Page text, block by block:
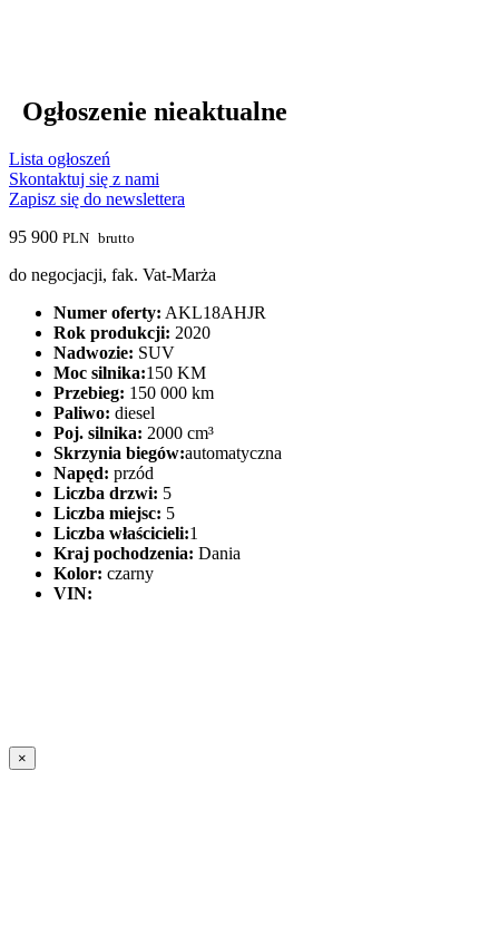
Ogłoszenie nieaktualne
Lista ogłoszeń
Skontaktuj się z nami
Zapisz się do newslettera
95 900 PLN brutto
do negocjacji, fak. Vat-Marża
Numer oferty: AKL18AHJR
Rok produkcji: 2020
Nadwozie: SUV
Moc silnika:150 KM
Przebieg: 150 000 km
Paliwo: diesel
Poj. silnika: 2000 cm³
Skrzynia biegów:automatyczna
Napęd: przód
Liczba drzwi: 5
Liczba miejsc: 5
Liczba właścicieli:1
Kraj pochodzenia: Dania
Kolor: czarny
VIN:
×